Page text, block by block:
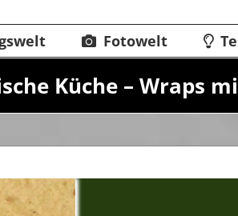
Fotowelt
Küche – Wraps